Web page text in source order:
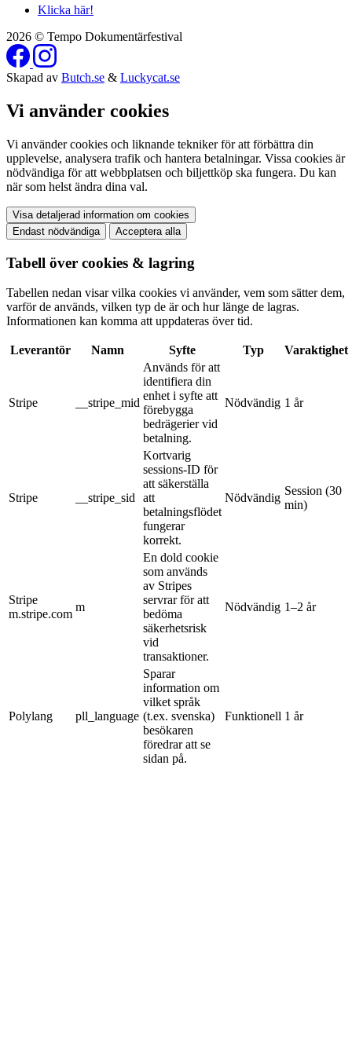
Klicka här!
2026 © Tempo Dokumentärfestival
Skapad av Butch.se & Luckycat.se
Vi använder cookies
Vi använder cookies och liknande tekniker för att förbättra din
upplevelse, analysera trafik och hantera betalningar. Vissa cookies är
nödvändiga för att webbplatsen och biljettköp ska fungera. Du kan
när som helst ändra dina val.
Visa detaljerad information om cookies
Endast nödvändiga
Acceptera alla
Tabell över cookies & lagring
Tabellen nedan visar vilka cookies vi använder, vem som sätter dem,
varför de används, vilken typ de är och hur länge de lagras.
Informationen kan komma att uppdateras över tid.
Leverantör Namn Syfte Typ Varaktighet
Stripe __stripe_mid
Används för att
identifiera din
enhet i syfte att
förebygga
bedrägerier vid
betalning.
Nödvändig 1 år
Stripe __stripe_sid
Kortvarig
sessions-ID för
att säkerställa
att
betalningsflödet
fungerar
korrekt.
Nödvändig
Session (30
min)
Stripe
m.stripe.com
m
En dold cookie
som används
av Stripes
servrar för att
bedöma
säkerhetsrisk
vid
transaktioner.
Nödvändig 1–2 år
Polylang pll_language
Sparar
information om
vilket språk
(t.ex. svenska)
besökaren
föredrar att se
sidan på.
Funktionell 1 år